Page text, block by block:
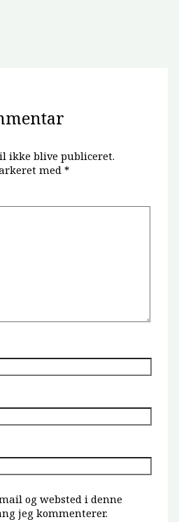
ikke blive publiceret.
med*
og websted i denne
jeg kommenterer.